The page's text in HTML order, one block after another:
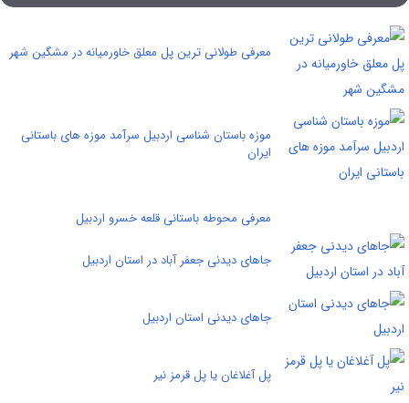
معرفی طولانی ترین پل معلق خاورمیانه در مشگین شهر
موزه باستان شناسی اردبیل سرآمد موزه های باستانی
ایران
معرفی محوطه باستانی قلعه خسرو اردبیل
جاهای دیدنی جعفر آباد در استان اردبیل
جاهای دیدنی استان اردبیل
پل آغلاغان یا پل قرمز نیر